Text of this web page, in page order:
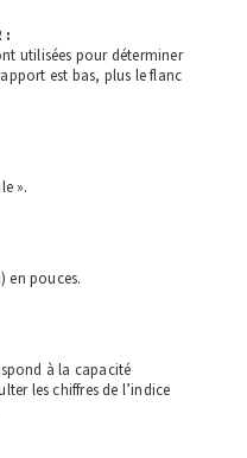
:
utilisées pour déterminer
est bas, plus le flanc
».
en pouces.
à la capacité
les chiffres de l’indice